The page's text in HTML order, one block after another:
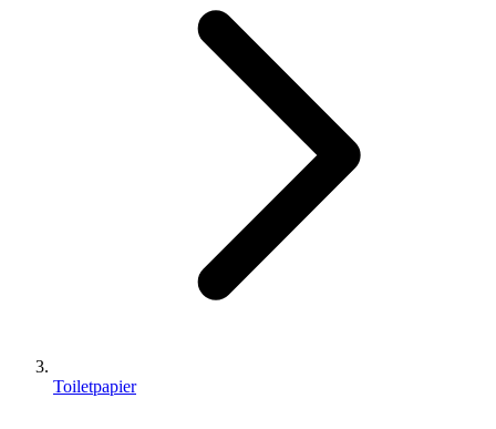
Toiletpapier